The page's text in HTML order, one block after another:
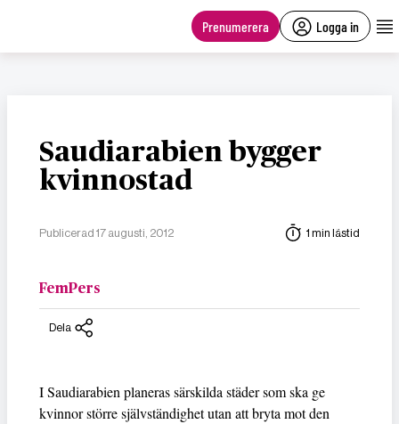
Prenumerera Logga in
Saudiarabien bygger
kvinnostad
Publicerad 17 augusti, 2012 1 min lästid
FemPers
Dela
I Saudiarabien planeras särskilda städer som ska ge
kvinnor större självständighet utan att bryta mot den